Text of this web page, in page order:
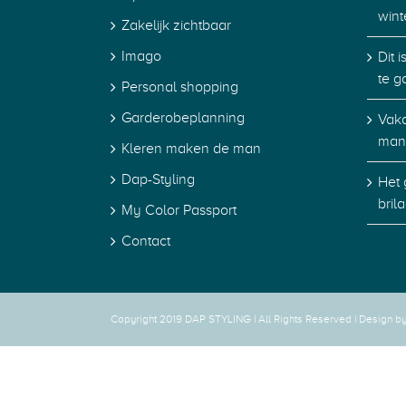
Zakelijk zichtbaar
Imago
Personal shopping
Garderobeplanning
Kleren maken de man
Dap-Styling
My Color Passport
Contact
Dit
te
Het
Copyright 2019 DAP STYLING | All Rights Reserved | Design